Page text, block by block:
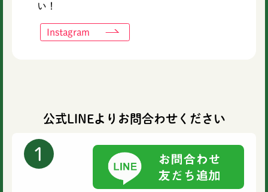
い！
Instagram
公式LINEよりお問合わせください
1